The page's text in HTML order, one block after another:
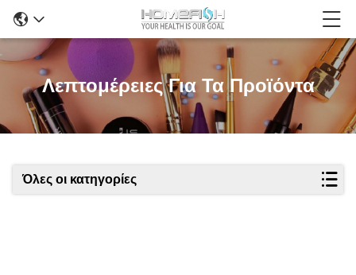
Λεπτομέρειες Για Τα Προϊόντα
Όλες οι κατηγορίες